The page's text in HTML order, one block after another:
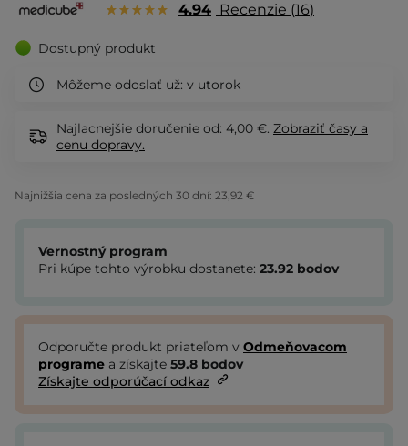
4.94 Recenzie 16
Dostupný produkt
Môžeme odoslať už: v utorok
Najlacnejšie doručenie od: 4,00 €. Zobraziť časy a
cenu dopravy.
Najnižšia cena za posledných 30 dní: 23,92 €
Vernostný program
Pri kúpe tohto výrobku dostanete: 23.92 bodov
Odporučte produkt priateľom v Odmeňovacom
programe a získajte 59.8 bodov
Získajte odporúčací odkaz